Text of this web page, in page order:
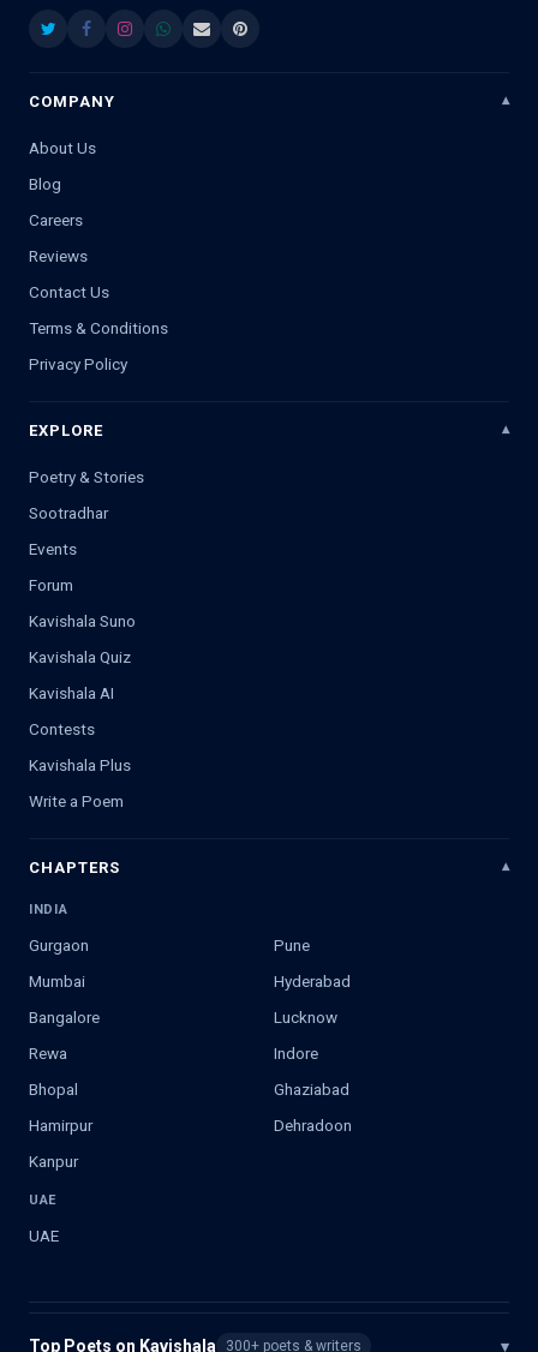
COMPANY
About Us
Blog
Careers
Reviews
Contact Us
Terms & Conditions
Privacy Policy
EXPLORE
Poetry & Stories
Sootradhar
Events
Forum
Kavishala Suno
Kavishala Quiz
Kavishala AI
Contests
Kavishala Plus
Write a Poem
CHAPTERS
INDIA
Gurgaon
Pune
Mumbai
Hyderabad
Bangalore
Lucknow
Rewa
Indore
Bhopal
Ghaziabad
Hamirpur
Dehradoon
Kanpur
UAE
UAE
Top Poets on Kavishala 300+ poets & writers ▾